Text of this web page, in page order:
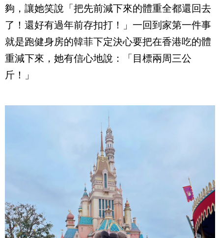
夠，讓她笑說「把先前減下來的體重全都還回去
了！還好有過年前存扣打！」一回到家第一件事
就是跑健身房的韓菲下定決心要把在香港吃的體
重減下來，她有信心地說：「目標兩周三公
斤！」